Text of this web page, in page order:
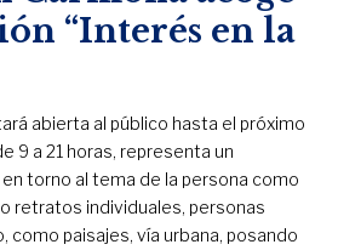
“Interés en la
abierta al público hasta el próximo
9 a 21 horas, representa un
torno al tema de la persona como
retratos individuales, personas
como paisajes, vía urbana, posando